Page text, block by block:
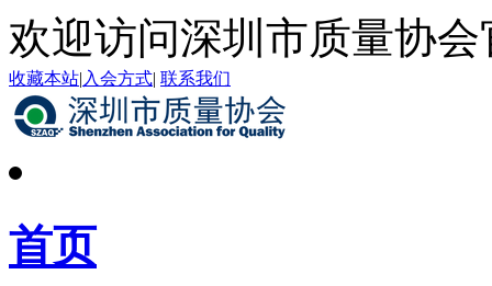
欢迎访问深圳市质量协会
收藏本站| 入会方式| 联系我们
首页